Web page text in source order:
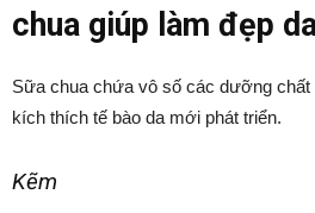
chua giúp làm đẹp
Sữa chua chứa vô số các dưỡng chất
kích thích tế bào da mới phát triển.
Kẽm